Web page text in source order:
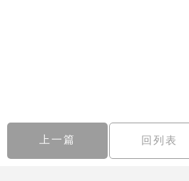
上一篇 回列表